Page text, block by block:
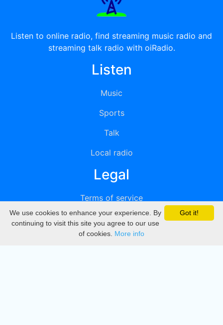
Listen to online radio, find streaming music radio and
streaming talk radio with oiRadio.
Listen
Music
Sports
Talk
Local radio
Legal
Terms of service
Privacy
DMCA
Got it!
We use cookies to enhance your experience. By
continuing to visit this site you agree to our use
of cookies. More info